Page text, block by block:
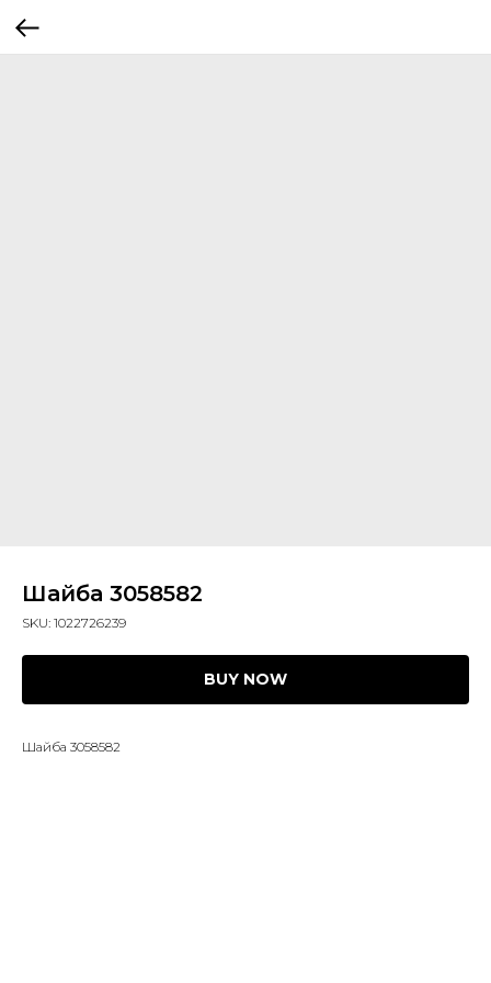
Шайба 3058582
SKU: 1022726239
BUY NOW
Шайба 3058582